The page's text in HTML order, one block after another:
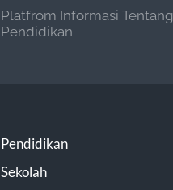
Platfrom Informasi Tentang
Pendidikan
Pendidikan
Sekolah